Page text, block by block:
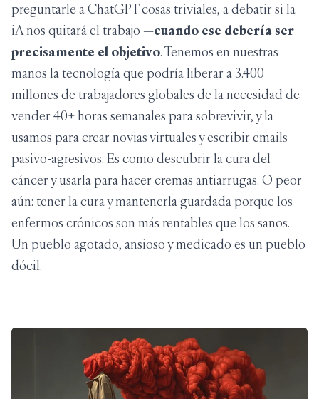
preguntarle a ChatGPT cosas triviales, a debatir si la
iA nos quitará el trabajo —cuando ese debería ser
precisamente el objetivo. Tenemos en nuestras
manos la tecnología que podría liberar a 3.400
millones de trabajadores globales de la necesidad de
vender 40+ horas semanales para sobrevivir, y la
usamos para crear novias virtuales y escribir emails
pasivo-agresivos. Es como descubrir la cura del
cáncer y usarla para hacer cremas antiarrugas. O peor
aún: tener la cura y mantenerla guardada porque los
enfermos crónicos son más rentables que los sanos.
Un pueblo agotado, ansioso y medicado es un pueblo
dócil.